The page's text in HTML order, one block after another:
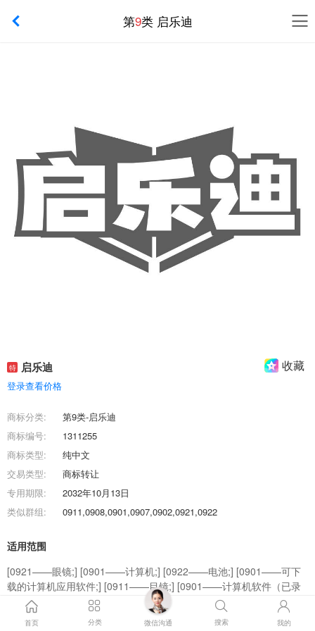
第9类 启乐迪
特 启乐迪 收藏
登录查看价格
商标分类:
第9类-启乐迪
商标编号:
1311255
商标类型:
纯中文
交易类型:
商标转让
专用期限:
2032年10月13日
类似群组:
0911,0908,0901,0907,0902,0921,0922
适用范围
[0921——眼镜;] [0901——计算机;] [0922——电池;] [0901——可下
载的计算机应用软件;] [0911——目镜;] [0901——计算机软件（已录
制）;] [0902——自动售票机;] [0908——学习机;] [0908——耳机;]
[0907——雷达设备;]
首页 分类 微信沟通 搜索 我的